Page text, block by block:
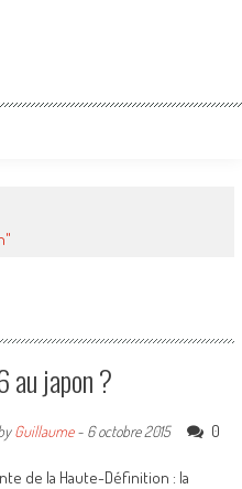
au japon ?
Guillaume- 6 octobre 2015 0
de la Haute-Définition : la